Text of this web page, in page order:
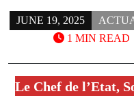
JUNE 19, 2025
1 MIN READ
Le Chef de l’Etat,